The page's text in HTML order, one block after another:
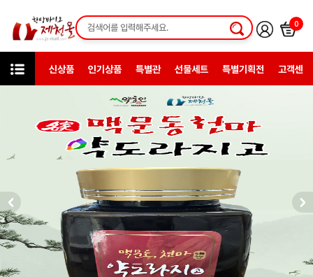
0
신상품 인기상품 특별관 선물세트 특별기획전 고객센터